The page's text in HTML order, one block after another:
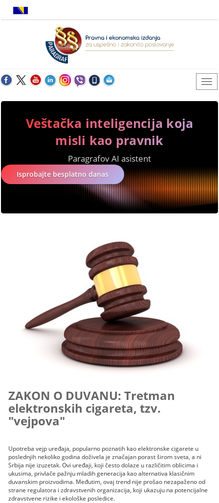
Veštačka inteligencija koja
misli kao pravnik
Paragrafov AI asistent
Isprobajte besplatno danas
ZAKON O DUVANU: Tretman
elektronskih cigareta, tzv.
"vejpova"
Upotreba vejp uređaja, popularno poznatih kao elektronske cigarete u
poslednjih nekoliko godina doživela je značajan porast širom sveta, a ni
Srbija nije izuzetak. Ovi uređaji, koji često dolaze u različitim oblicima i
ukusima, privlače pažnju mladih generacija kao alternativa klasičnim
duvanskim proizvodima. Međutim, ovaj trend nije prošao nezapaženo od
strane regulatora i zdravstvenih organizacija, koji ukazuju na potencijalne
zdravstvene rizike i ekološke posledice.